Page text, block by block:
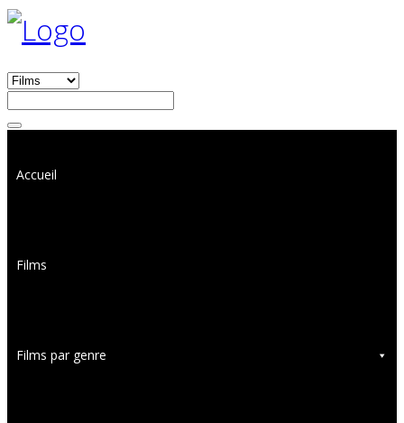
Accueil
Films
Films par genre